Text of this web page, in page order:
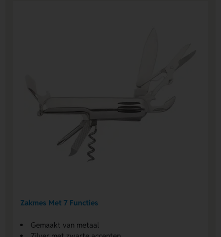
Zakmes Met 7 Functies
Gemaakt van metaal